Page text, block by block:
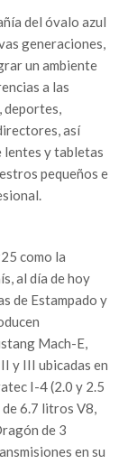
del óvalo azul
generaciones,
un ambiente
a las
deportes,
así
lentes y tabletas
pequeños e
como la
al día de hoy
de Estampado y
Mach-E,
y III ubicadas en
I-4 (2.0 y 2.5
6.7 litros V8,
de 3
en su